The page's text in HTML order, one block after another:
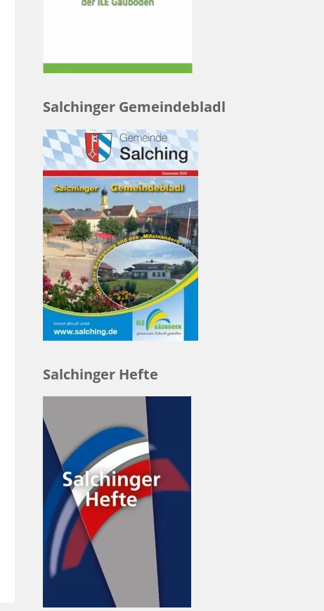
Salchinger Gemeindebladl
Salchinger Hefte